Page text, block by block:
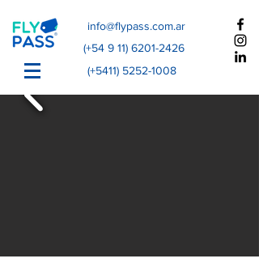
info@flypass.com.ar
(+54 9 11) 6201-2426
(+5411) 5252-1008